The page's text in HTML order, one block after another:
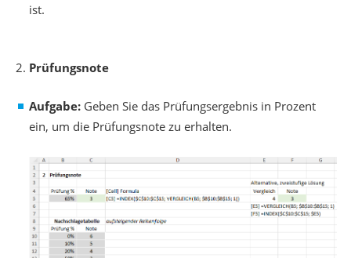
ist.
Prüfungsnote
Aufgabe: Geben Sie das Prüfungsergebnis in Prozent
ein, um die Prüfungsnote zu erhalten.